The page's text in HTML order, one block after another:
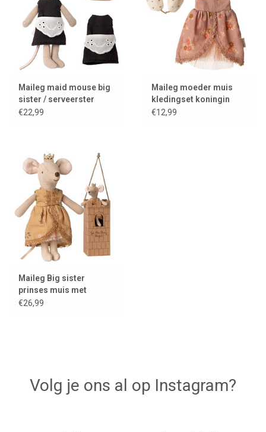
Maileg maid mouse big
sister / serveerster
€22,99
Maileg moeder muis
kledingset koningin
€12,99
Maileg Big sister
prinses muis met
kasteel
€26,99
Volg je ons al op Instagram?